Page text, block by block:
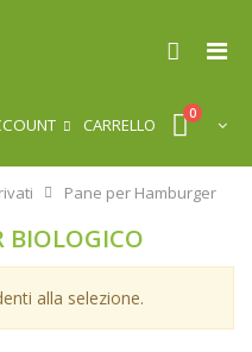
CARRELLO
0
Pane per Hamburger
BIOLOGICO
alla selezione.